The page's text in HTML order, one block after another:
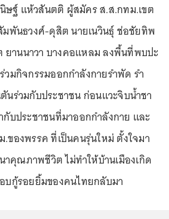
ษฐ์ แห้วสันตติ ผู้สมัคร ส.ส.กทม.เขต
พันธวงศ์-ดุสิต นายเนวินธุ์ ช่อชัยทิพ
ยานนาวา บางคอแหลม ลงพื้นที่พบปะ
มกิจกรรมออกกำลังกายรำพัด รำ
ร่วมกับประชาชน ก่อนแวะจิบน้ำชา
บประชาชนที่มาออกกำลังกาย และ
ของพรรค ที่เป็นคนรุ่นใหม่ ตั้งใจมา
คุณภาพชีวิต ไม่ทำให้บ้านเมืองเกิด
บกู้รอยยิ้มของคนไทยกลับมา